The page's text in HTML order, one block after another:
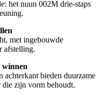
het nuun 002M drie-staps
met ingebouwde
afstelling.
winnen
achterkant bieden duurzame
zijn vorm behoudt.